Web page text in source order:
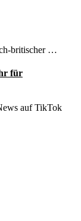
britischer …
für
auf TikTok